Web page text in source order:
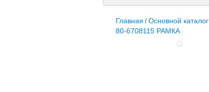
Главная /Основной
80-6708115 РАМКА